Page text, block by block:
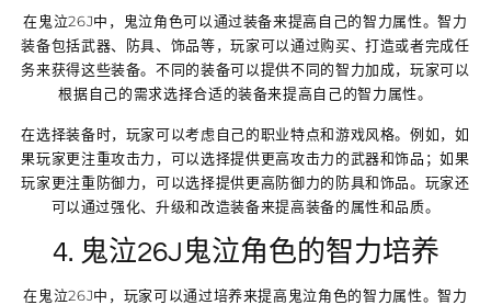
在鬼泣26J中，鬼泣角色可以通过装备来提高自己的智力属性。智力
装备包括武器、防具、饰品等，玩家可以通过购买、打造或者完成任
务来获得这些装备。不同的装备可以提供不同的智力加成，玩家可以
根据自己的需求选择合适的装备来提高自己的智力属性。
在选择装备时，玩家可以考虑自己的职业特点和游戏风格。例如，如
果玩家更注重攻击力，可以选择提供更高攻击力的武器和饰品；如果
玩家更注重防御力，可以选择提供更高防御力的防具和饰品。玩家还
可以通过强化、升级和改造装备来提高装备的属性和品质。
4. 鬼泣26J鬼泣角色的智力培养
在鬼泣26J中，玩家可以通过培养来提高鬼泣角色的智力属性。智力